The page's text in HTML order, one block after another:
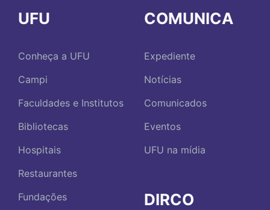
UFU
Conheça a UFU
Campi
Faculdades e Institutos
Bibliotecas
Hospitais
Restaurantes
Fundações
COMUNICA
Expediente
Notícias
Comunicados
Eventos
UFU na mídia
DIRCO